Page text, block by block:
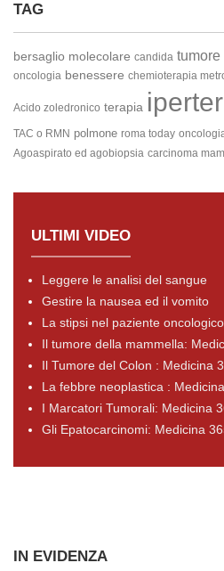
TAG
bersaglio molecolare candida tumore
oncologia benessere chemioterapia
Acido zoledronico terapia
TAC o RMN polmone roma today
Agoaspirato ed agobiopsia carcinoma
ULTIMI VIDEO
Leggere le analisi del sangue
Gestire la nausea ed il vomito
La stipsi nel paziente oncologico
Il tumore della mammella:
Il Tumore del Colon : Medicina
La febbre neoplastica :
I Marcatori Tumorali: Medicina
Gli Epatocarcinomi: Medicina
IN EVIDENZA